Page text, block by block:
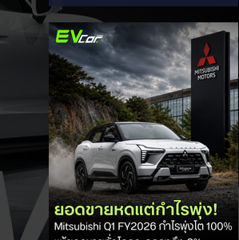
นำเข้า (CBU) จากค่ายที่ไม่มีโรงงาน
ผลิตในไทย ขณะเดียวกันจะมอบสิทธิ
ประโยชน์ทางภาษีที่เหนือกว่าให้กับผู้
ประกอบการที่เข้ามาตั้งโรงงานผลิตและ
ใช้เครือข่ายซัพพลายเชนชิ้นส่วนใน
ประเทศ โดยเตรียมเสนอ ครม.
พิจารณาภายในเดือนกันยายน 2569 นี้
ให้สิทธิประโยชน์คนตั้งโรงงาน: รัฐบาล
เน้นสร้างความเท่าเทียมและกระตุ้นการ
ลงทุนในประเทศ โดยให้สิทธิประโยชน์ดี
กว่าแก่ผู้